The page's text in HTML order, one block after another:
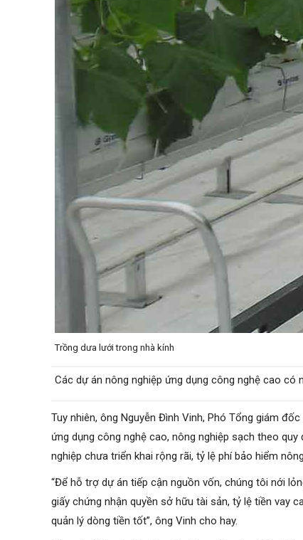
Trồng dưa lưới trong nhà kính
Các dự án nông nghiệp ứng dụng công nghệ cao có
Tuy nhiên, ông Nguyễn Đình Vinh, Phó Tổng giám
ứng dụng công nghệ cao, nông nghiệp sạch theo
nghiệp chưa triển khai rộng rãi, tỷ lệ phí bảo hiểm
“Để hỗ trợ dự án tiếp cận nguồn vốn, chúng tôi nới
giấy chứng nhận quyền sở hữu tài sản, tỷ lệ tiền vay
quản lý dòng tiền tốt”, ông Vinh cho hay.